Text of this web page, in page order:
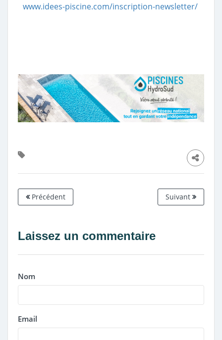
www.idees-piscine.com/inscription-newsletter/
Précédent Suivant
Laissez un commentaire
Nom
Email